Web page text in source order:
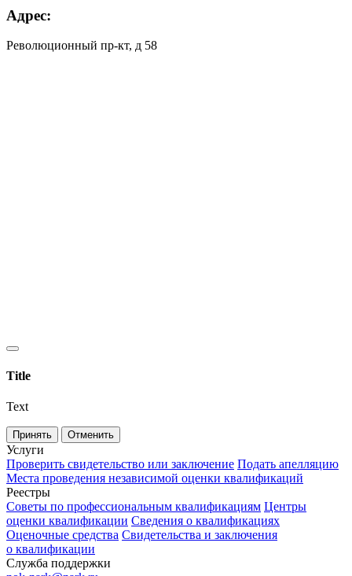
Адрес:
Революционный пр-кт, д 58
Title
Text
Принять Отменить
Услуги
Проверить свидетельство или заключение Подать апелляцию
Места проведения независимой оценки квалификаций
Реестры
Советы по профессиональным квалификациям Центры
оценки квалификации Сведения о квалификациях
Оценочные средства Свидетельства и заключения
о квалификации
Служба поддержки